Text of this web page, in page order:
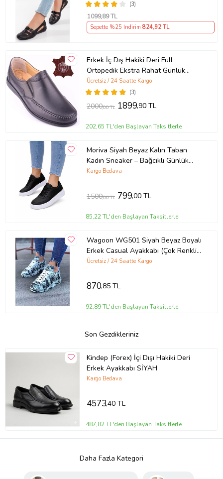
(3)
1099,89 TL
Sepette %25 İndirim 824,92 TL
Erkek İç Dış Hakiki Deri Full
Ortopedik Ekstra Rahat Günlük
Ayakkabı DTC015 (Siyah)
(3)
Ücretsiz / 24 Saatte Kargo
2000,00 TL 1899,90 TL
202,65 TL'den Başlayan Taksitlerle
Moriva Siyah Beyaz Kalın Taban
Kadın Sneaker – Bağcıklı Günlük
Spor Ayakkabı – Rahat Yürüyüş
Kargo Bedava
1500,00 TL 799,00 TL
85,22 TL'den Başlayan Taksitlerle
Wagoon WG501 Siyah Beyaz Boyalı
Erkek Casual Ayakkabı (Çok Renkli-
Lacivert)
Ücretsiz / 24 Saatte Kargo
870,85 TL
92,89 TL'den Başlayan Taksitlerle
Son Gezdikleriniz
Kindep (Forex) İçi Dışı Hakiki Deri
Erkek Ayakkabı SİYAH
Kargo Bedava
4573,40 TL
487,82 TL'den Başlayan Taksitlerle
Daha Fazla Kategori